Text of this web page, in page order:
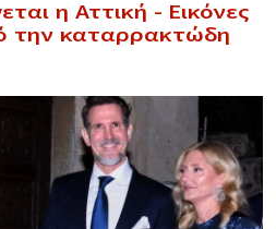
η Αττική – Εικόνες
την καταρρακτώδη